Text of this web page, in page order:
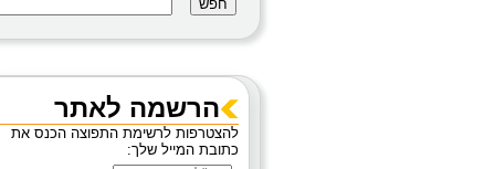
הרשמה לאתר
להצטרפות לרשימת התפוצה הכנס את
כתובת המייל שלך: